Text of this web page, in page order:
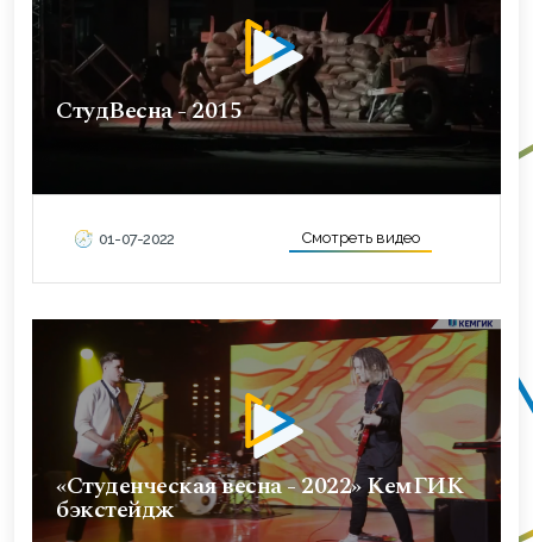
СтудВесна - 2015
01-07-2022 Смотреть видео
«Студенческая весна - 2022» КемГИК
бэкстейдж